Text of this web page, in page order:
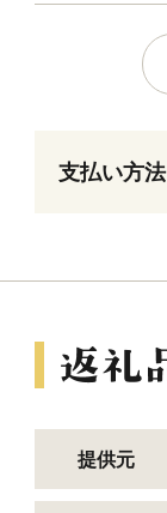
支払い方法
提供元